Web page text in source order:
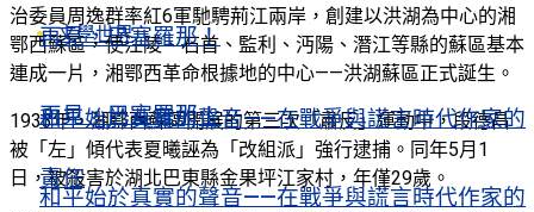
再見，巴塞羅那！
和平始於真實的聲音——在戰爭與謊言時代作家的
責任
文學世界
再見，巴塞羅那！
和平始於真實的聲音——在戰爭與謊言時代作家的
治委員周逸群率紅6軍馳騁荊江兩岸，創建以洪湖為中心的湘
鄂西蘇區，使江陵、石首、監利、沔陽、潛江等縣的蘇區基本
連成一片，湘鄂西革命根據地的中心——洪湖蘇區正式誕生。
1933年，湘鄂西蘇區開展的第三次「肅反」運動中，段德昌
被「左」傾代表夏曦誣為「改組派」強行逮捕。同年5月1
日，被殺害於湖北巴東縣金果坪江家村，年僅29歲。